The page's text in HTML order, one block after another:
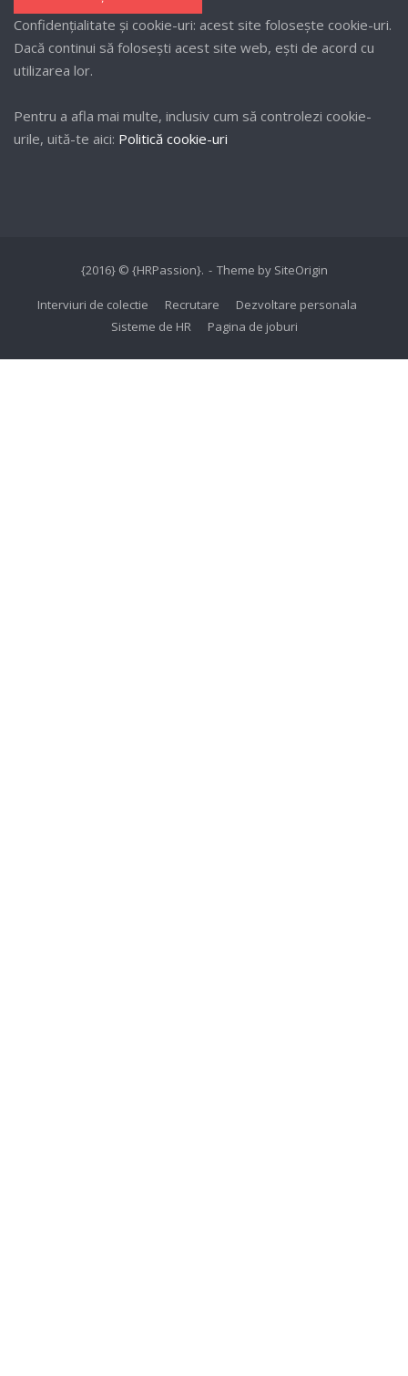
Confidențialitate și cookie-uri: acest site folosește cookie-uri.
Dacă continui să folosești acest site web, ești de acord cu
utilizarea lor.
Pentru a afla mai multe, inclusiv cum să controlezi cookie-
urile, uită-te aici: Politică cookie-uri
{2016} © {HRPassion}. Theme by SiteOrigin
Interviuri de colectie Recrutare
Dezvoltare personala
Sisteme de HR
Pagina de joburi